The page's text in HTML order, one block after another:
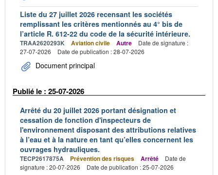
Liste du 27 juillet 2026 recensant les sociétés
remplissant les critères mentionnés au 4° bis de
l’article R. 612-22 du code de la sécurité intérieure.
TRAA2620293K Aviation civile Autre
Date de signature :
27-07-2026
Date de publication : 28-07-2026
Document principal
Publié le : 25-07-2026
Arrêté du 20 juillet 2026 portant désignation et
cessation de fonction d'inspecteurs de
l'environnement disposant des attributions relatives
à l’eau et à la nature en tant qu’elles concernent les
ouvrages hydrauliques.
TECP2617875A Prévention des risques Arrêté
Date de
signature : 20-07-2026
Date de publication : 25-07-2026